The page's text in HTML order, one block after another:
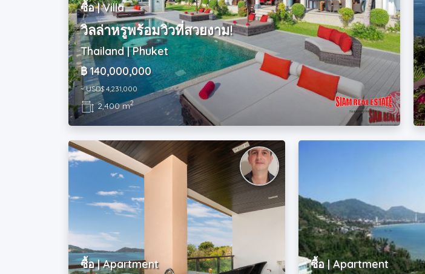
ซื้อ | Villa
วิลล่าหรูพร้อมวิวที่สวยงาม!
Thailand | Phuket
฿ 140,000,000
~ USD$ 4,231,000
2,400 m2
ซื้อ | Apartment ซื้อ | Apartment